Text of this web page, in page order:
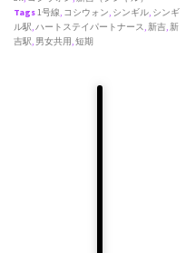
Tags1号線, コシウォン, シンギル, シンギ
ル駅,ハートステイパートナース,新吉,新
吉駅, 男女共用,短期